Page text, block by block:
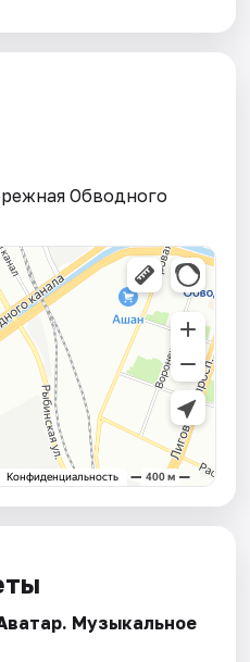
Обводного
Музыкальное